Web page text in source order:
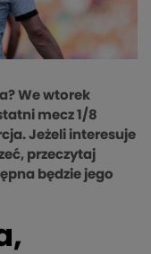
We wtorek
mecz 1/8
Jeżeli interesuje
przeczytaj
będzie jego